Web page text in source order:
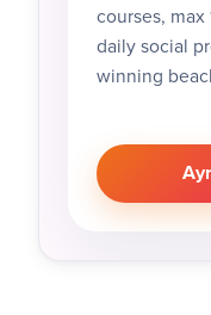
courses, max
daily social
winning